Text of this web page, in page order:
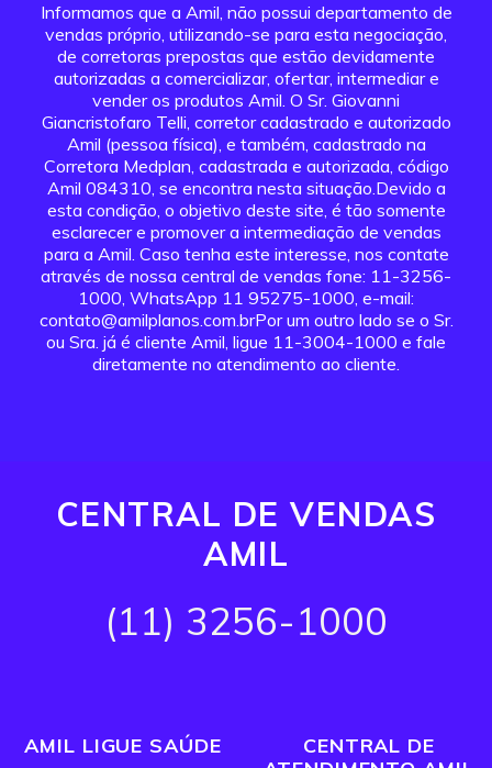
Informamos que a Amil, não possui departamento de
vendas próprio, utilizando-se para esta negociação,
de corretoras prepostas que estão devidamente
autorizadas a comercializar, ofertar, intermediar e
vender os produtos Amil. O Sr. Giovanni
Giancristofaro Telli, corretor cadastrado e autorizado
Amil (pessoa física), e também, cadastrado na
Corretora Medplan, cadastrada e autorizada, código
Amil 084310, se encontra nesta situação.Devido a
esta condição, o objetivo deste site, é tão somente
esclarecer e promover a intermediação de vendas
para a Amil. Caso tenha este interesse, nos contate
através de nossa central de vendas fone: 11-3256-
1000, WhatsApp 11 95275-1000, e-mail:
contato@amilplanos.com.brPor um outro lado se o Sr.
ou Sra. já é cliente Amil, ligue 11-3004-1000 e fale
diretamente no atendimento ao cliente.
CENTRAL DE VENDAS
AMIL
(11) 3256-1000
AMIL LIGUE SAÚDE
CENTRAL DE